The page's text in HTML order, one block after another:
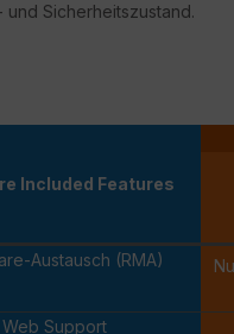
und Sicherheitszustand.
Included Features
Austausch (RMA)
Web Support